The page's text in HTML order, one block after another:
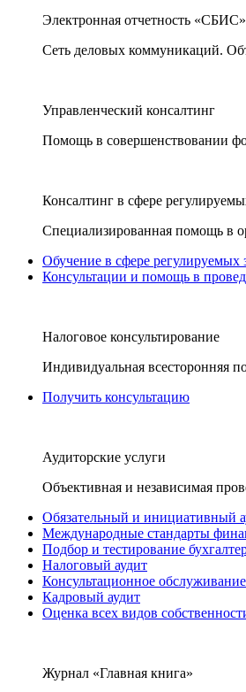
Электронная отчетность «СБИС»
Сеть деловых коммуникаций.
Управленческий консалтинг
Помощь в совершенствовании
Консалтинг в сфере
Специализированная помощь в
Обучение в сфере регулируемых
Консультации и помощь в
Налоговое консультирование
Индивидуальная всесторонняя
Получить консультацию
Аудиторские услуги
Объективная и независимая
Обязательный и инициативный
Международные стандарты
Подбор и тестирование
Налоговый аудит
Консультационное обслуживание
Кадровый аудит
Оценка всех видов
Журнал «Главная книга»